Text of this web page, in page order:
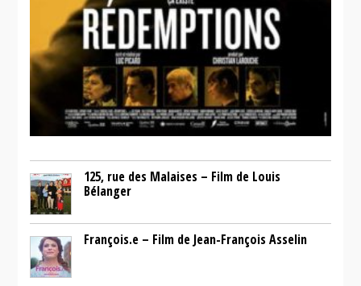
125, rue des Malaises – Film de Louis
Bélanger
François.e – Film de Jean-François Asselin